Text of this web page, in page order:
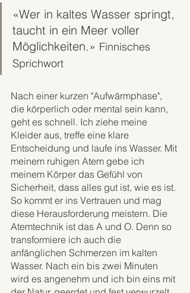
«Wer in kaltes Wasser springt,
taucht in ein Meer voller
Möglichkeiten.» Finnisches
Sprichwort
Nach einer kurzen "Aufwärmphase",
die körperlich oder mental sein kann,
geht es schnell. Ich ziehe meine
Kleider aus, treffe eine klare
Entscheidung und laufe ins Wasser. Mit
meinem ruhigen Atem gebe ich
meinem Körper das Gefühl von
Sicherheit, dass alles gut ist, wie es ist.
So kommt er ins Vertrauen und mag
diese Herausforderung meistern. Die
Atemtechnik ist das A und O. Denn so
transformiere ich auch die
anfänglichen Schmerzen im kalten
Wasser. Nach ein bis zwei Minuten
wird es angenehm und ich bin eins mit